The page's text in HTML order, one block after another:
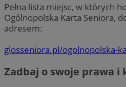
Pełna lista miejsc, w których
Ogólnopolska Karta Seniora,
adresem:
glosseniora.pl/ogolnopolska-
Zadbaj o swoje prawa i